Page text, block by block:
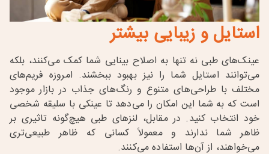
استایل و زیبایی بیشتر
عینک‌های طبی نه تنها به اصلاح بینایی شما کمک می‌کنند، بلکه
می‌توانند استایل شما را نیز بهبود ببخشند. امروزه فریم‌های
مختلف با طراحی‌های متنوع و رنگ‌های جذاب در بازار موجود
است که به شما این امکان را می‌دهد تا عینکی با سلیقه شخصی
خود انتخاب کنید. در مقابل، لنزهای طبی هیچ‌گونه تاثیری بر
ظاهر شما ندارند و معمولاً کسانی که ظاهر طبیعی‌تری
می‌خواهند، از آن‌ها استفاده می‌کنند.